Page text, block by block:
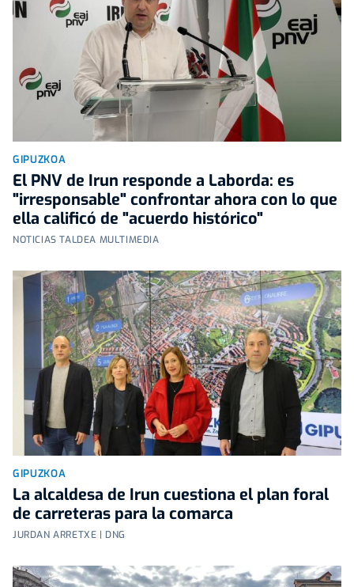
GIPUZKOA
El PNV de Irun responde a Laborda: es
"irresponsable" confrontar ahora con lo que
ella calificó de "acuerdo histórico"
NOTICIAS TALDEA MULTIMEDIA
GIPUZKOA
La alcaldesa de Irun cuestiona el plan foral
de carreteras para la comarca
JURDAN ARRETXE | DNG